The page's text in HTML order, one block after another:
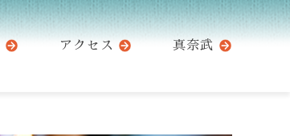
アクセス 真奈武